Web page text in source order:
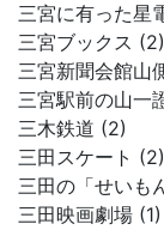
三宮に有った星
三宮ブックス (2)
三宮新聞会館山
三宮駅前の山一
三木鉄道 (2)
三田スケート (2)
三田の「せいも
三田映画劇場 (1)